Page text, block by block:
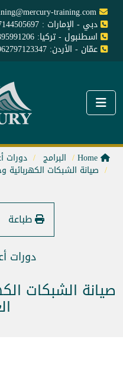
training.com
دبي - الإمارات : 0097144505697
اسطنبول - تركيا: 00905395991206
عمّان - الأردن: 00962797123347
البرامج دورات
صيانة الشبكات
طباعة
دورات
صيانة الشبكات